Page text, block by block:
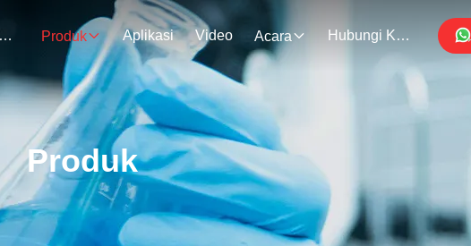
Tentang Kami Produk Aplikasi Video Acara Hubungi Kami
Produk